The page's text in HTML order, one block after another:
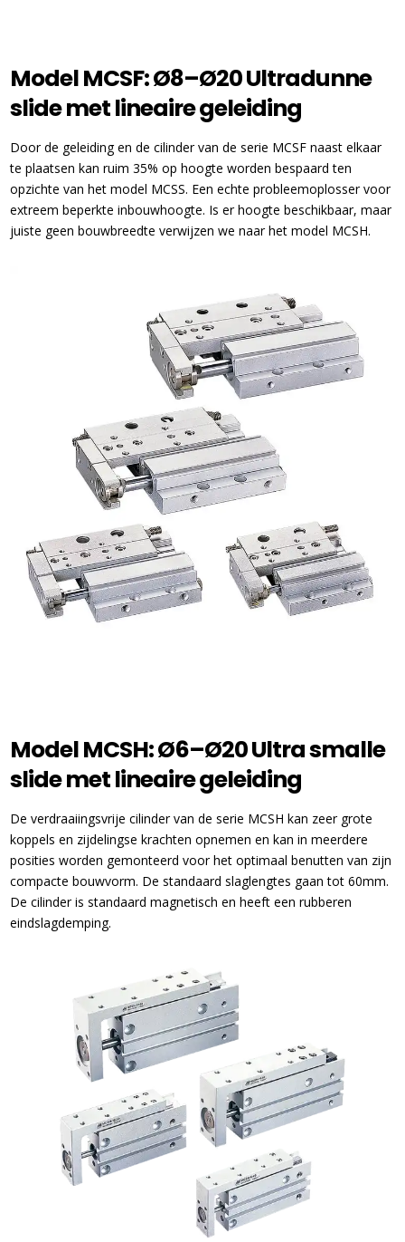
Model MCSF: Ø8–Ø20 Ultradunne
slide met lineaire geleiding
Door de geleiding en de cilinder van de serie MCSF naast elkaar
te plaatsen kan ruim 35% op hoogte worden bespaard ten
opzichte van het model MCSS. Een echte probleemoplosser voor
extreem beperkte inbouwhoogte. Is er hoogte beschikbaar, maar
juiste geen bouwbreedte verwijzen we naar het model MCSH.
Model MCSH: Ø6–Ø20 Ultra smalle
slide met lineaire geleiding
De verdraaiingsvrije cilinder van de serie MCSH kan zeer grote
koppels en zijdelingse krachten opnemen en kan in meerdere
posities worden gemonteerd voor het optimaal benutten van zijn
compacte bouwvorm. De standaard slaglengtes gaan tot 60mm.
De cilinder is standaard magnetisch en heeft een rubberen
eindslagdemping.